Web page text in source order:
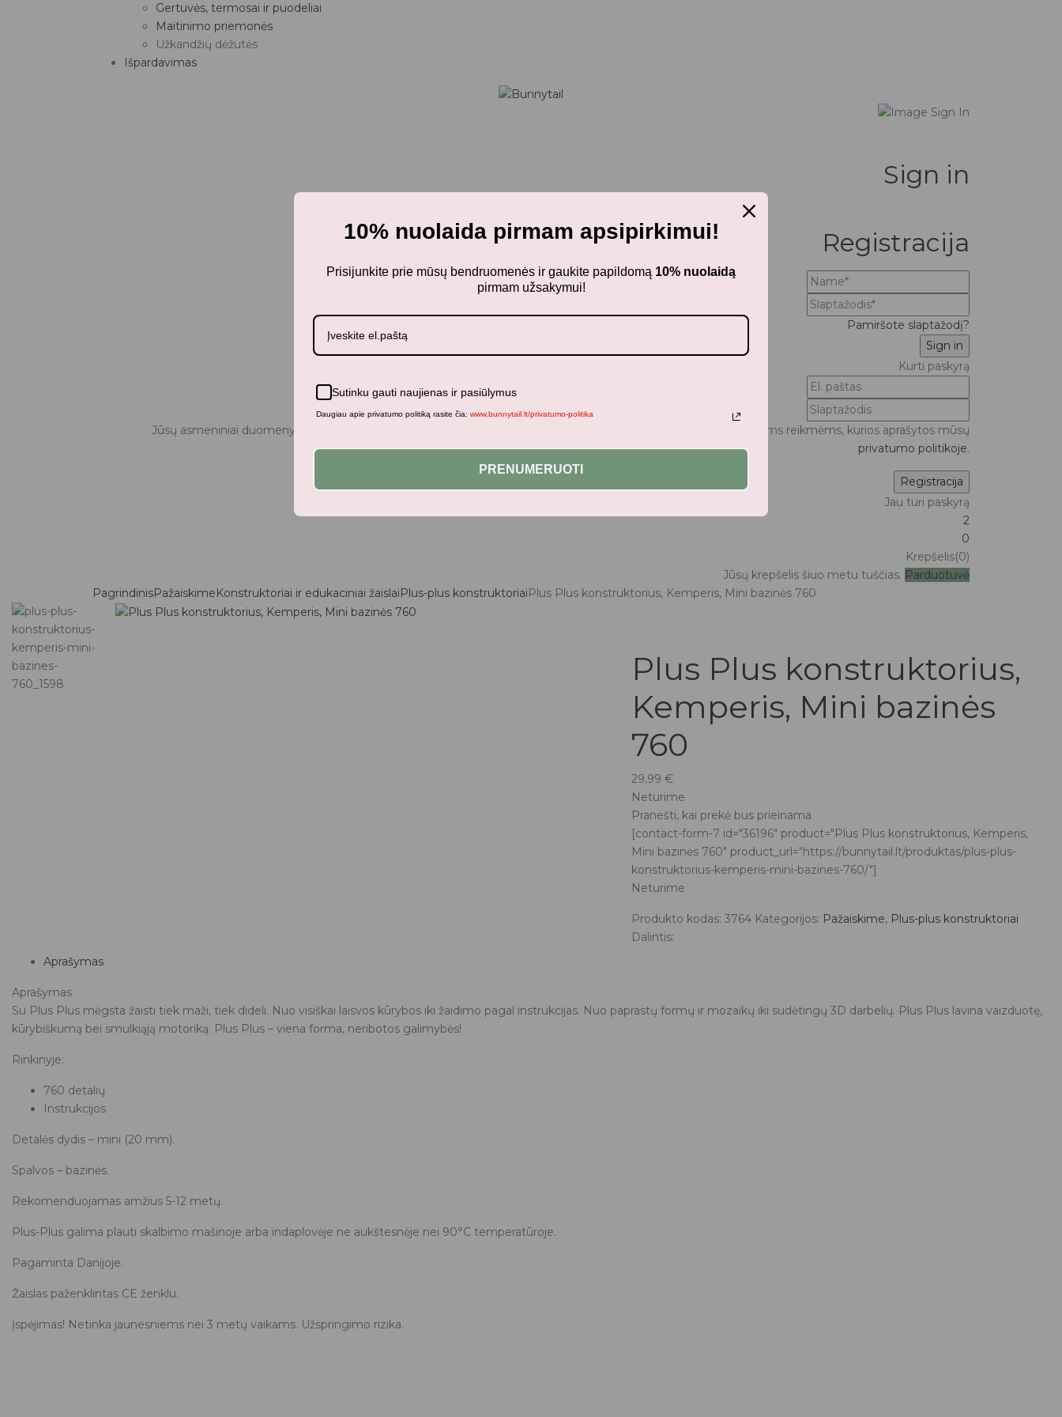
Gertuvės, termosai ir puodeliai
Maitinimo priemonės
Užkandžių dėžutės
Išpardavimas
Sign in
Registracija
Pamiršote slaptažodį?
Kurti paskyrą
Jūsų asmeniniai duomenys bus naudojami patogesniam naršymui šiame tinklalapyje, paskyros valdymui bei kitoms reikmėms, kurios aprašytos mūsų
privatumo politikoje.
Jau turi paskyrą
2
0
Krepšelis(0)
Jūsų krepšelis šiuo metu tuščias. Parduotuvė
PagrindinisPažaiskime Konstruktoriai ir edukaciniai žaislai Plus-plus konstruktoriai Plus Plus konstruktorius, Kemperis, Mini bazinės 760
Plus Plus konstruktorius,
Kemperis, Mini bazinės
760
29,99 €
Neturime
Pranešti, kai prekė bus prieinama
[contact-form-7 id="36196" product="Plus Plus konstruktorius, Kemperis,
Mini bazinės 760" product_url="https://bunnytail.lt/produktas/plus-plus-
konstruktorius-kemperis-mini-bazines-760/"]
Neturime
Produkto kodas: 3764 Kategorijos: Pažaiskime, Plus-plus konstruktoriai
Dalintis:
Aprašymas
Aprašymas
Su Plus Plus mėgsta žaisti tiek maži, tiek dideli. Nuo visiškai laisvos kūrybos iki žaidimo pagal instrukcijas. Nuo paprastų formų ir mozaikų iki sudėtingų 3D darbelių. Plus Plus lavina vaizduotę,
kūrybiškumą bei smulkiąją motoriką. Plus Plus – viena forma, neribotos galimybės!
Rinkinyje:
760 detalių
Instrukcijos
Detalės dydis – mini (20 mm).
Spalvos – bazinės.
Rekomenduojamas amžius 5-12 metų.
Plus-Plus galima plauti skalbimo mašinoje arba indaplovėje ne aukštesnėje nei 90°C temperatūroje.
Pagaminta Danijoje.
Žaislas paženklintas CE ženklu.
Įspėjimas! Netinka jaunesniems nei 3 metų vaikams. Užspringimo rizika.
10% nuolaida pirmam apsipirkimui!
Prisijunkite prie mūsų bendruomenės ir gaukite papildomą 10% nuolaidą
pirmam užsakymui!
Sutinku gauti naujienas ir pasiūlymus
Daugiau apie privatumo politiką rasite čia: www.bunnytail.lt/privatumo-politika
PRENUMERUOTI